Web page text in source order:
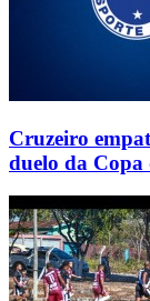
Cruzeiro
duelo da Copa